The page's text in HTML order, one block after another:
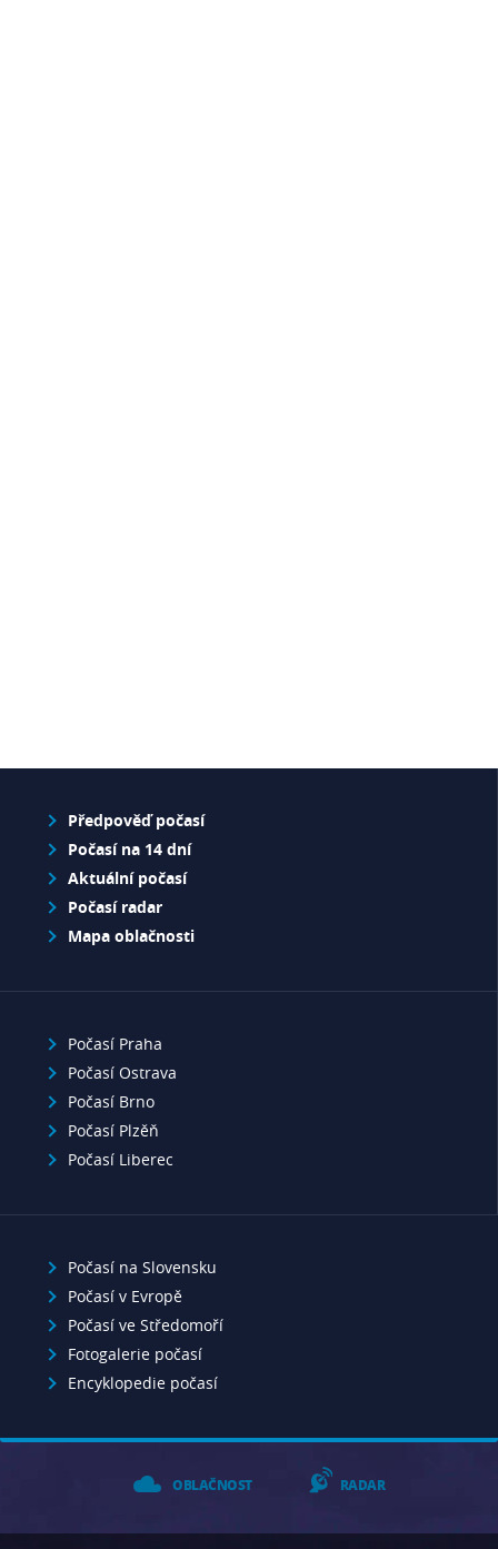
Předpověď počasí
Počasí na 14 dní
Aktuální počasí
Počasí radar
Mapa oblačnosti
Počasí Praha
Počasí Ostrava
Počasí Brno
Počasí Plzěň
Počasí Liberec
Počasí na Slovensku
Počasí v Evropě
Počasí ve Středomoří
Fotogalerie počasí
Encyklopedie počasí
OBLAČNOST RADAR